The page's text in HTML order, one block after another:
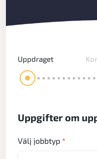
Uppdraget
Uppgifter om
Välj jobbtyp *